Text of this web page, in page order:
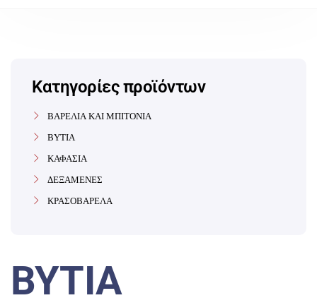
ΒΥΤΙΑ
Κατηγορίες προϊόντων
ΒΑΡΕΛΙΑ ΚΑΙ ΜΠΙΤΟΝΙΑ
ΒΥΤΙΑ
ΚΑΦΑΣΙΑ
ΔΕΞΑΜΕΝΕΣ
ΚΡΑΣΟΒΑΡΕΛΑ